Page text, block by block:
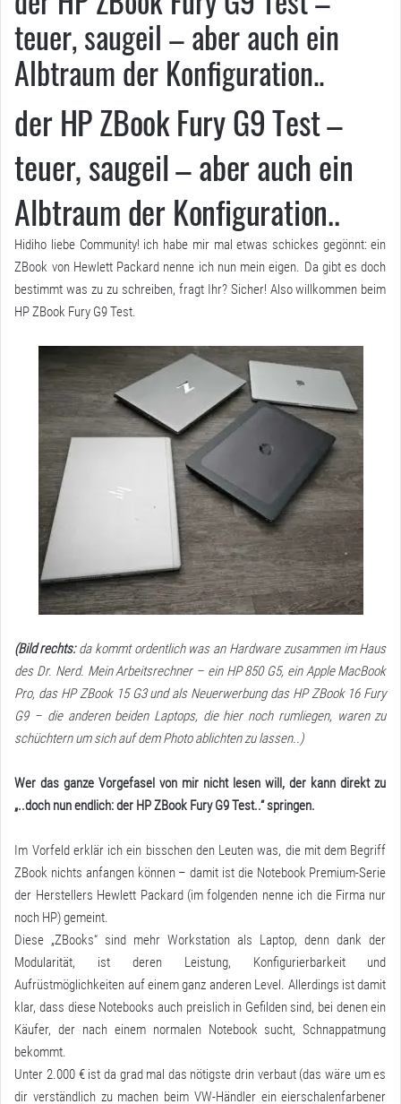
teuer, saugeil – aber auch ein
Albtraum der Konfiguration..
der HP ZBook Fury G9 Test –
teuer, saugeil – aber auch ein
Albtraum der Konfiguration..
Hidiho liebe Community! ich habe mir mal etwas schickes gegönnt: ein
ZBook von Hewlett Packard nenne ich nun mein eigen. Da gibt es doch
bestimmt was zu zu schreiben, fragt Ihr? Sicher! Also willkommen beim
HP ZBook Fury G9 Test.
(Bild rechts:da kommt ordentlich was an Hardware zusammen im Haus
des Dr. Nerd. Mein Arbeitsrechner – ein HP 850 G5, ein Apple MacBook
Pro, das HP ZBook 15 G3 und als Neuerwerbung das HP ZBook 16 Fury
G9 – die anderen beiden Laptops, die hier noch rumliegen, waren zu
schüchtern um sich auf dem Photo ablichten zu lassen..)
Wer das ganze Vorgefasel von mir nicht lesen will, der kann direkt zu
„..doch nun endlich: der HP ZBook Fury G9 Test..“ springen.
Im Vorfeld erklär ich ein bisschen den Leuten was, die mit dem Begriff
ZBook nichts anfangen können – damit ist die Notebook Premium-Serie
der Herstellers Hewlett Packard (im folgenden nenne ich die Firma nur
noch HP) gemeint.
Diese „ZBooks“ sind mehr Workstation als Laptop, denn dank der
Modularität, ist deren Leistung, Konfigurierbarkeit und
Aufrüstmöglichkeiten auf einem ganz anderen Level. Allerdings ist damit
klar, dass diese Notebooks auch preislich in Gefilden sind, bei denen ein
Käufer, der nach einem normalen Notebook sucht, Schnappatmung
bekommt.
Unter 2.000 € ist da grad mal das nötigste drin verbaut (das wäre um es
dir verständlich zu machen beim VW-Händler ein eierschalenfarbener